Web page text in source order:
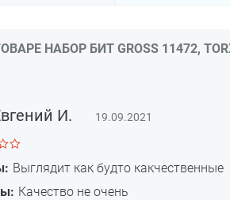
НАБОР БИТ GROSS 11472,
И. 19.09.2021
Выглядит как будто какчественные
Качество не очень